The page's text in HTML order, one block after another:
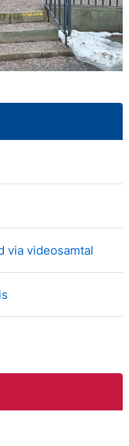
via videosamtal